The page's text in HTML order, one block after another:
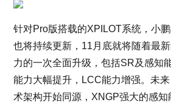
针对Pro版搭载的XPILOT系统，小
也将持续更新，11月底就将随着最
力的一次全面升级，包括SR及感知
能力大幅提升，LCC能力增强。未
术架构开始同源，XNGP强大的感